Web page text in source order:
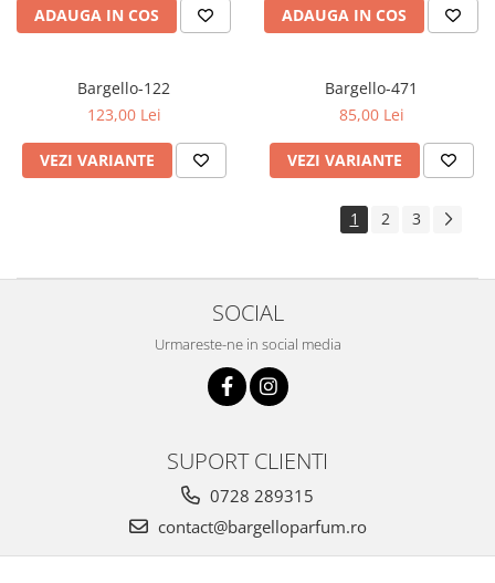
ADAUGA IN COS ADAUGA IN COS
Bargello-122
123,00 Lei
VEZI VARIANTE
Bargello-471
85,00 Lei
VEZI VARIANTE
1 2 3
SOCIAL
Urmareste-ne in social media
SUPORT CLIENTI
0728 289315
contact@bargelloparfum.ro